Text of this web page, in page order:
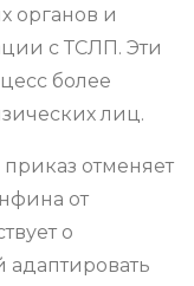
органов и
с ТСЛП. Эти
более
лиц.
отменяет
от
о
адаптировать